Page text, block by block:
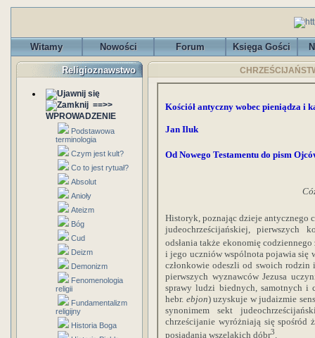
Witamy Nowości Forum Księga Gości
Religioznawstwo
==>>
WPROWADZENIE
Podstawowa
terminologia
Czym jest kult?
Co to jest rytuał?
Absolut
Anioły
Ateizm
Bóg
Cud
Deizm
Demonizm
Fenomenologia
religii
Fundamentalizm
religijny
Historia Boga
Kościół antyczny wobec pieniądza i
Jan Iluk
Od Nowego Testamentu do pism
Historyk, poznając dzieje antycznego
judeochrześcijańskiej, pierwszych
odsłania także ekonomię
i jego uczniów wspólnota pojawia się
członkowie odeszli od swoich rodzin
pierwszych wyznawców Jezusa
sprawy ludzi biednych, samotnych i
hebr. ebjon) uzyskuje w judaizmie
synonimem sekt
chrześcijanie wyróżniają się spośród
posiadania wszelakich dóbr3.